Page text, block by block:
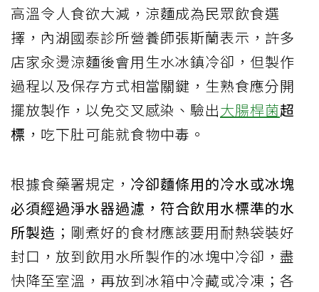
高溫令人食欲大減，涼麵成為民眾飲食選
擇，內湖國泰診所營養師張斯蘭表示，許多
店家汆燙涼麵後會用生水冰鎮冷卻，但製作
過程以及保存方式相當關鍵，生熟食應分開
擺放製作，以免交叉感染、驗出大腸桿菌超
標 ，吃下肚可能就食物中毒。
根據食藥署規定， 冷卻麵條用的冷水或冰塊
必須經過淨水器過濾，符合飲用水標準的水
所製造 ；剛煮好的食材應該要用耐熱袋裝好
封口，放到飲用水所製作的冰塊中冷卻，盡
快降至室溫，再放到冰箱中冷藏或冷凍；各